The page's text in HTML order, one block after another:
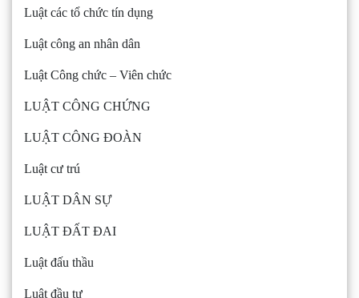
Luật các tổ chức tín dụng
Luật công an nhân dân
Luật Công chức – Viên chức
LUẬT CÔNG CHỨNG
LUẬT CÔNG ĐOÀN
Luật cư trú
LUẬT DÂN SỰ
LUẬT ĐẤT ĐAI
Luật đấu thầu
Luật đầu tư